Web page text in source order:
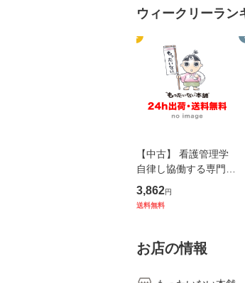
ウィークリーラン
1
【中古】 看護管理学
自律し協働する専門職
の看護マネジメントス
キル 改訂第3版 (看護
堂 [単行
3,862円
送料無料
お店の情報